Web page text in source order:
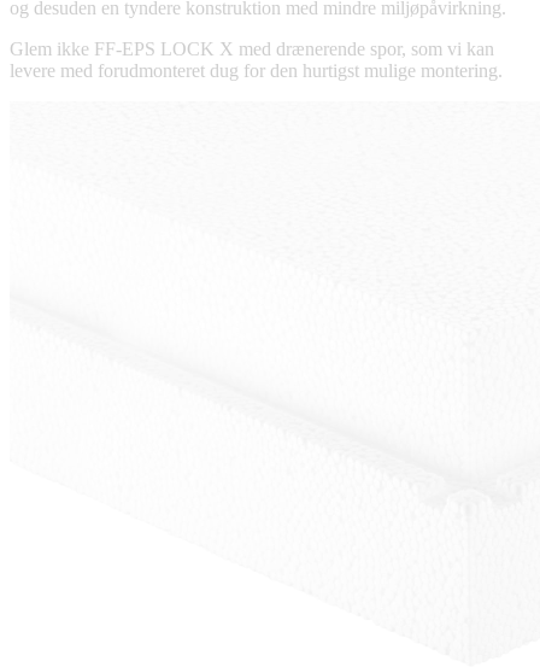
og desuden en tyndere konstruktion med mindre miljøpåvirkning.
Glem ikke FF-EPS LOCK X med drænerende spor, som vi kan
levere med forudmonteret dug for den hurtigst mulige montering.